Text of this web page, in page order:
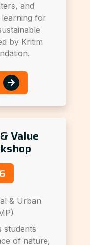
and
for
by Kritim
Value
& Urban
students
of nature,